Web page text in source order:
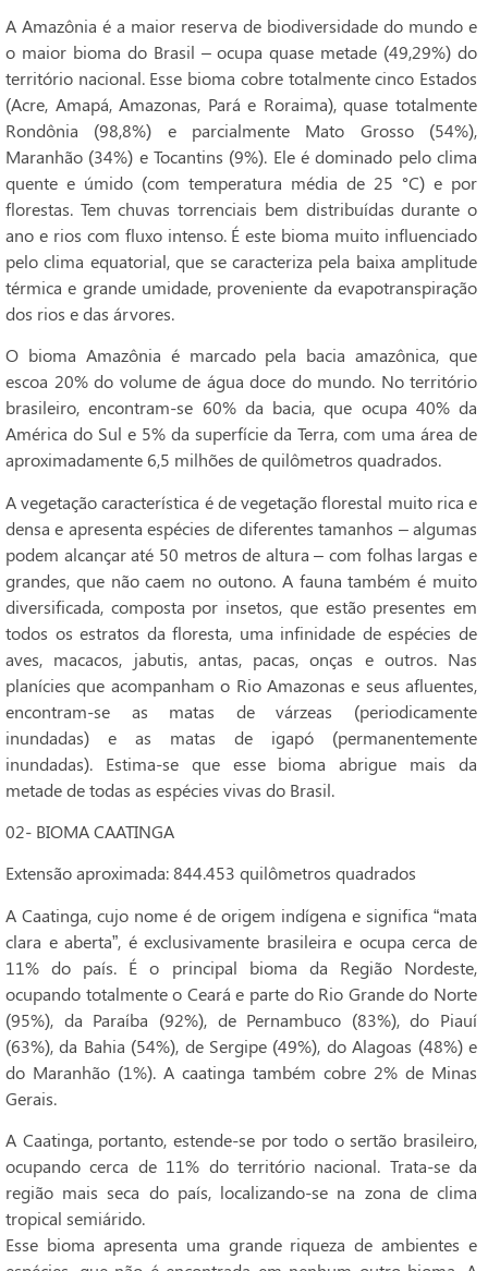
A Amazônia é a maior reserva de biodiversidade do mundo e
o maior bioma do Brasil – ocupa quase metade (49,29%) do
território nacional. Esse bioma cobre totalmente cinco Estados
(Acre, Amapá, Amazonas, Pará e Roraima), quase totalmente
Rondônia (98,8%) e parcialmente Mato Grosso (54%),
Maranhão (34%) e Tocantins (9%). Ele é dominado pelo clima
quente e úmido (com temperatura média de 25 °C) e por
florestas. Tem chuvas torrenciais bem distribuídas durante o
ano e rios com fluxo intenso. É este bioma muito influenciado
pelo clima equatorial, que se caracteriza pela baixa amplitude
térmica e grande umidade, proveniente da evapotranspiração
dos rios e das árvores.
O bioma Amazônia é marcado pela bacia amazônica, que
escoa 20% do volume de água doce do mundo. No território
brasileiro, encontram-se 60% da bacia, que ocupa 40% da
América do Sul e 5% da superfície da Terra, com uma área de
aproximadamente 6,5 milhões de quilômetros quadrados.
A vegetação característica é de vegetação florestal muito rica e
densa e apresenta espécies de diferentes tamanhos – algumas
podem alcançar até 50 metros de altura – com folhas largas e
grandes, que não caem no outono. A fauna também é muito
diversificada, composta por insetos, que estão presentes em
todos os estratos da floresta, uma infinidade de espécies de
aves, macacos, jabutis, antas, pacas, onças e outros. Nas
planícies que acompanham o Rio Amazonas e seus afluentes,
encontram-se as matas de várzeas (periodicamente
inundadas) e as matas de igapó (permanentemente
inundadas). Estima-se que esse bioma abrigue mais da
metade de todas as espécies vivas do Brasil.
02- BIOMA CAATINGA
Extensão aproximada: 844.453 quilômetros quadrados
A Caatinga, cujo nome é de origem indígena e significa “mata
clara e aberta”, é exclusivamente brasileira e ocupa cerca de
11% do país. É o principal bioma da Região Nordeste,
ocupando totalmente o Ceará e parte do Rio Grande do Norte
(95%), da Paraíba (92%), de Pernambuco (83%), do Piauí
(63%), da Bahia (54%), de Sergipe (49%), do Alagoas (48%) e
do Maranhão (1%). A caatinga também cobre 2% de Minas
Gerais.
A Caatinga, portanto, estende-se por todo o sertão brasileiro,
ocupando cerca de 11% do território nacional. Trata-se da
região mais seca do país, localizando-se na zona de clima
tropical semiárido.
Esse bioma apresenta uma grande riqueza de ambientes e